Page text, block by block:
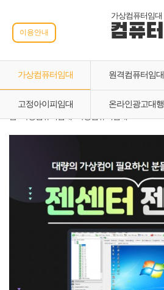
가상컴퓨터임대
컴퓨터
이용안내
가상컴퓨터임대 원격컴퓨터임대
고정아이피임대 온라인광고대행
홈 › 가상컴퓨터임대 › 가상컴퓨터임대